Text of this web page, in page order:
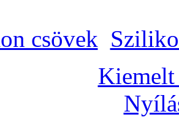
csövek